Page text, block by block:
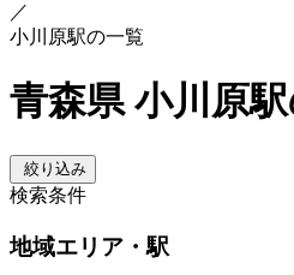
／
小川原駅の一覧
青森県 小川原
絞り込み
検索条件
地域エリア・駅